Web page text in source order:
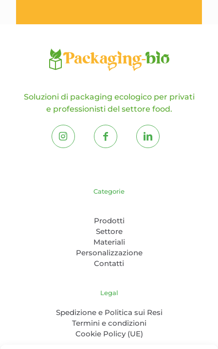
Soluzioni di packaging ecologico per privati
e professionisti del settore food.
Categorie
Prodotti
Settore
Materiali
Personalizzazione
Contatti
Legal
Spedizione e Politica sui Resi
Termini e condizioni
Cookie Policy (UE)